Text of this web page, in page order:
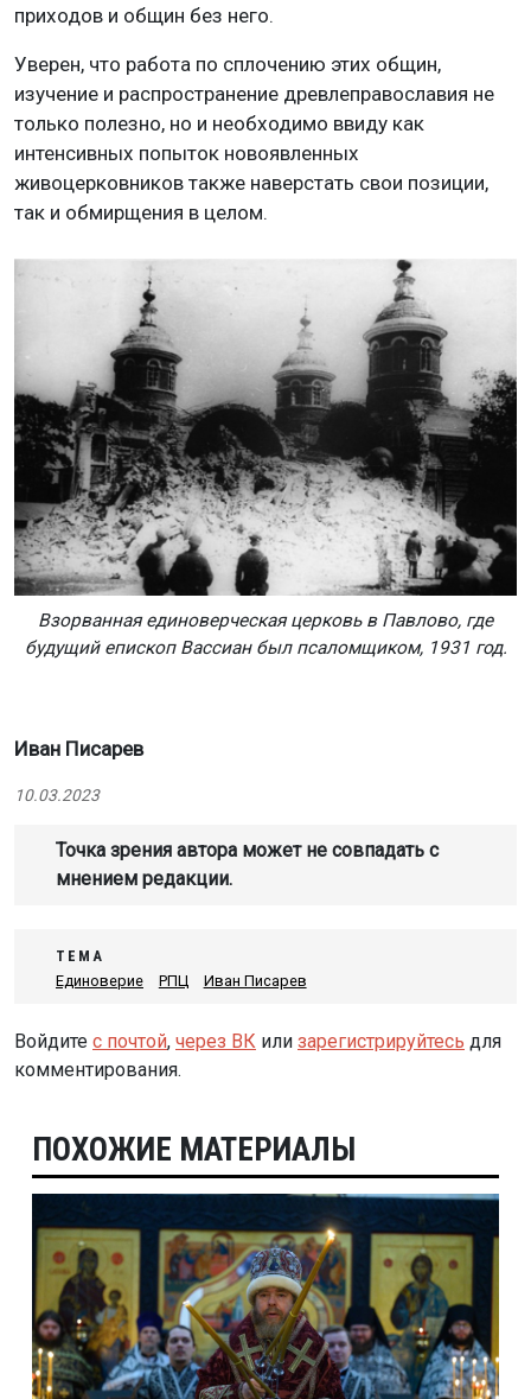
приходов и общин без него.
Уверен, что работа по сплочению этих общин,
изучение и распространение древлеправославия не
только полезно, но и необходимо ввиду как
интенсивных попыток новоявленных
живоцерковников также наверстать свои позиции,
так и обмирщения в целом.
Взорванная единоверческая церковь в Павлово, где
будущий епископ Вассиан был псаломщиком, 1931 год.
Иван Писарев
10.03.2023
Точка зрения автора может не совпадать с
мнением редакции.
ТЕМА
Единоверие
РПЦ Иван Писарев
Войдите с почтой, через ВК или зарегистрируйтесь для
комментирования.
ПОХОЖИЕ МАТЕРИАЛЫ